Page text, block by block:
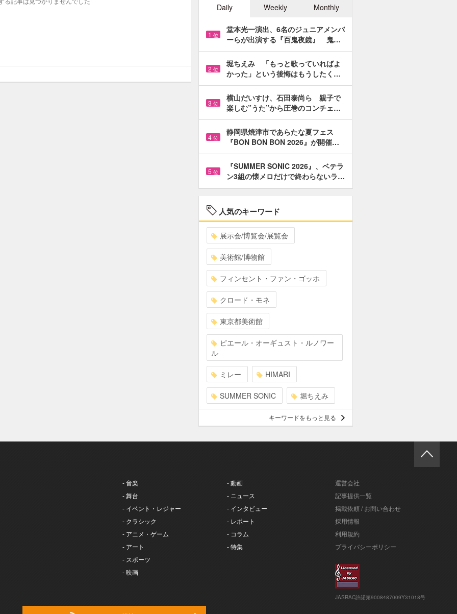
Daily Weekly Monthly
1 位
堂本光一演出、6名のジュニアメンバ
ーらが出演する『百鬼夜鏡』 鬼…
2 位
堀ちえみ 「もっと歌っていればよ
かった」という後悔はもうしたく…
3 位
横山だいすけ、石田泰尚ら 親子で
楽しむ”うた”から圧巻のコンチェ…
4 位
静岡県焼津市であらたな夏フェス
『BON BON BON 2026』が開催…
5 位
『SUMMER SONIC 2026』、ベテラ
ン3組の懐メロだけで終わらないラ…
人気のキーワード
展示会/博覧会/展覧会
美術館/博物館
フィンセント・ファン・ゴッホ
クロード・モネ
東京都美術館
ピエール・オーギュスト・ルノワー
ル
ミレー HIMARI
SUMMER SONIC 堀ちえみ
キーワードをもっと見る
- 音楽
- 舞台
- イベント・レジャー
- クラシック
- アニメ・ゲーム
- アート
- スポーツ
- 映画
- 動画
- ニュース
- インタビュー
- レポート
- コラム
- 特集
運営会社
記事提供一覧
掲載依頼 / お問い合わせ
採用情報
利用規約
プライバシーポリシー
JASRAC許諾第9008487009Y31018号